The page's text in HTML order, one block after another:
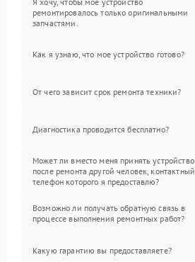
ремонтировалось только оригинальными
запчастями.
Как я узнаю, что мое устройство готово?
От чего зависит срок ремонта техники?
Диагностика проводится бесплатно?
Может ли вместо меня принять устройство
после ремонта другой человек, контактный
телефон которого я предоставлю?
Возможно ли получать обратную связь в
процессе выполнения ремонтных работ?
Какую гарантию вы предоставляете?